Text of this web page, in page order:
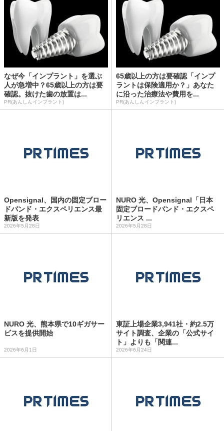
なぜ今「インプラント」を選ぶ
人が急増中？65歳以上の方は要
確認。抜けた歯の放置は...
PR(あんしんインプラント)
65歳以上の方は要確認「インプ
ラントは保険適用か？」あなた
に沿った治療法や費用を...
PR(あんしんインプラント)
Opensignal、国内の固定ブロー
ドバンド・エクスペリエンス最
新版を発表
2026年5月28日
NURO 光、Opensignal「日本
固定ブロードバンド・エクスペ
リエンス ...
2026年5月28日
NURO 光、熊本県で10ギガサー
ビスを提供開始
2026年6月1日
東証上場企業3,941社・約2.5万
サイト調査、企業の「公式サイ
ト」よりも「関連...
2026年6月24日